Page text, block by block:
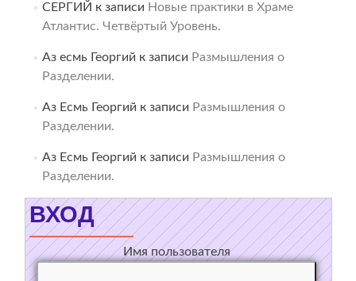
СЕРГИЙ к записи Новые практики в Храме
Атлантис. Четвёртый Уровень.
Аз есмь Георгий к записи Размышления о
Разделении.
Аз Есмь Георгий к записи Размышления о
Разделении.
Аз Есмь Георгий к записи Размышления о
Разделении.
ВХОД
Имя пользователя